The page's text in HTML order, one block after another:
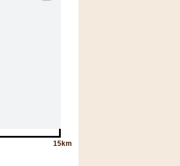
15km